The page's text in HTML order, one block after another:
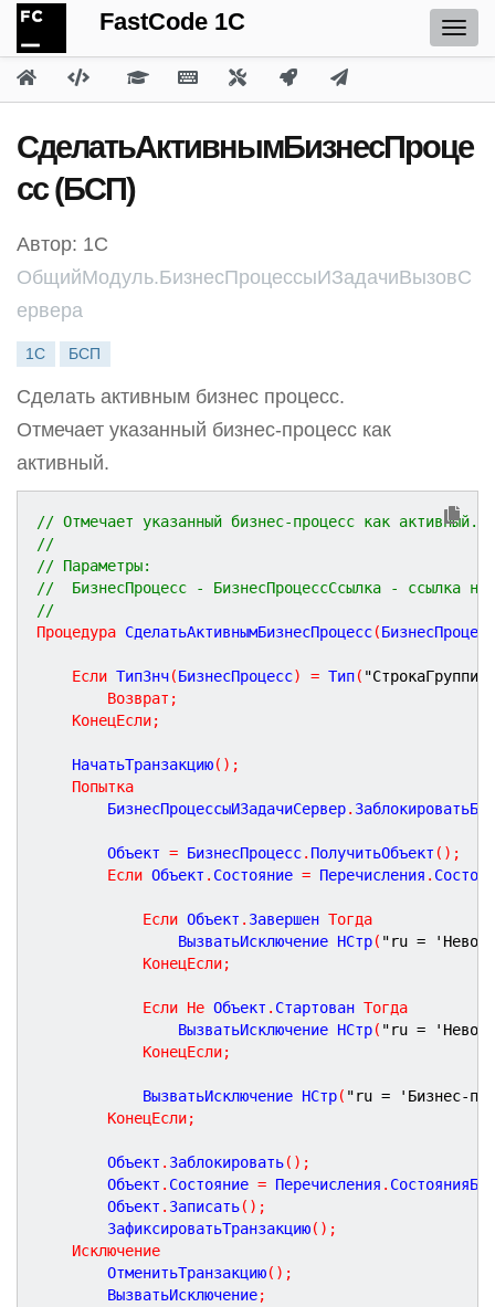
FastCode 1C
СделатьАктивнымБизнесПроце
сс (БСП)
Автор: 1С
ОбщийМодуль.БизнесПроцессыИЗадачиВызовС
ервера
1С БСП
Сделать активным бизнес процесс.
Отмечает указанный бизнес-процесс как
активный.
// Отмечает указанный бизнес-процесс как активный.
//
// Параметры:
//  БизнесПроцесс - БизнесПроцессСсылка - ссылка на
//
Процедура СделатьАктивнымБизнесПроцесс(БизнесПроцесс
Если ТипЗнч(БизнесПроцесс) = Тип(
Возврат ;
КонецЕсли;
	НачатьТранзакцию
( ) ;
Попытка
		БизнесПроцессыИЗадачиСервер
.
		Объект
= БизнесПроцесс. ПолучитьОбъект ( ) ;
Если Объект . Состояние = Перечисления .
Если Объект . Завершен Тогда
				ВызватьИсключение НСтр
( "ru =
КонецЕсли;
Если Не Объект . Стартован Тогда
				ВызватьИсключение НСтр
( "ru =
КонецЕсли;
			ВызватьИсключение НСтр
( "ru = 'Бизнес-
КонецЕсли;
		Объект
. Заблокировать( ) ;
		Объект
. Состояние = Перечисления .
		Объект
. Записать( ) ;
		ЗафиксироватьТранзакцию
( ) ;
Исключение
		ОтменитьТранзакцию
( ) ;
		ВызватьИсключение
;